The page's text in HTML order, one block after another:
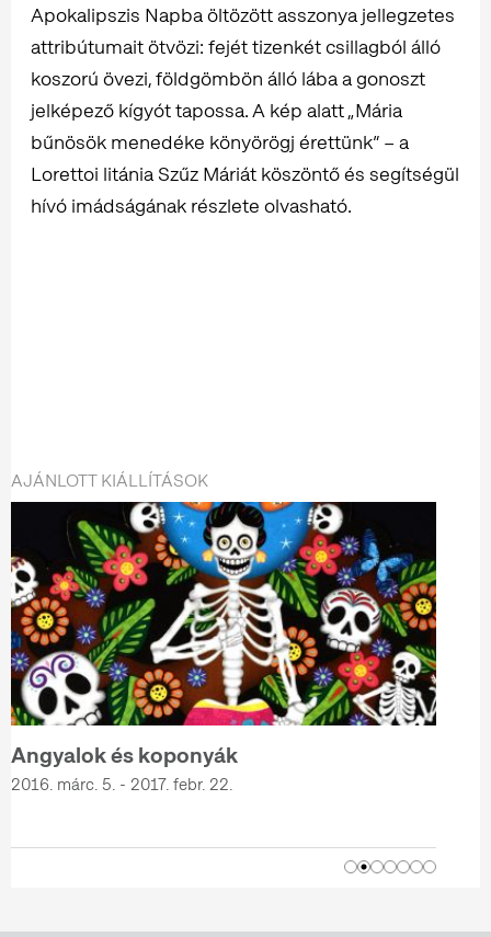
Apokalipszis Napba öltözött asszonya jellegzetes
attribútumait ötvözi: fejét tizenkét csillagból álló
koszorú övezi, földgömbön álló lába a gonoszt
jelképező kígyót tapossa. A kép alatt „Mária
bűnösök menedéke könyörögj érettünk” – a
Lorettoi litánia Szűz Máriát köszöntő és segítségül
hívó imádságának részlete olvasható.
AJÁNLOTT KIÁLLÍTÁSOK
Angyalok és koponyák
2016. márc. 5. - 2017. febr. 22.